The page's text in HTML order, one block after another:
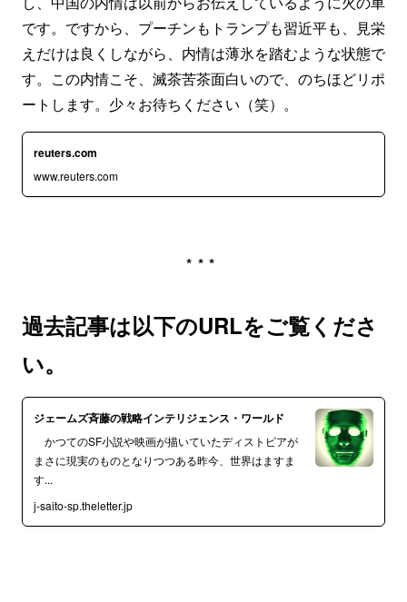
です。ですから、プーチンもトランプも習近平も、見栄
えだけは良くしながら、内情は薄氷を踏むような状態で
す。この内情こそ、滅茶苦茶面白いので、のちほどリポ
ートします。少々お待ちください（笑）。
reuters.com
www.reuters.com
***
過去記事は以下のURLをご覧くださ
い。
ジェームズ斉藤の戦略インテリジェンス・ワールド
かつてのSF小説や映画が描いていたディストピアが
まさに現実のものとなりつつある昨今、世界はますま
す...
j-saito-sp.theletter.jp